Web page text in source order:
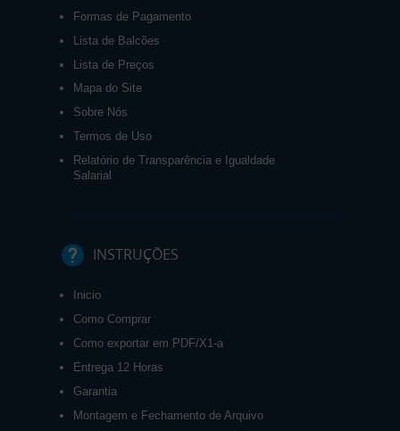
Formas de Pagamento
Lista de Balcões
Lista de Preços
Mapa do Site
Sobre Nós
Termos de Uso
Relatório de Transparência e Igualdade
Salarial
INSTRUÇÕES
Inicio
Como Comprar
Como exportar em PDF/X1-a
Entrega 12 Horas
Garantia
Montagem e Fechamento de Arquivo